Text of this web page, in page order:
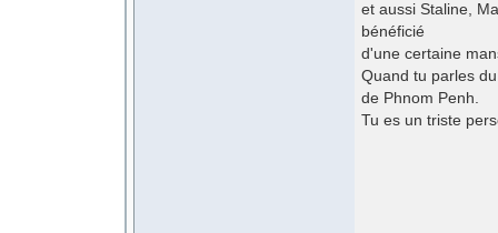
et aussi Staline,
bénéficié
d'une certaine
Quand tu parles
de Phnom Penh.
Tu es un triste